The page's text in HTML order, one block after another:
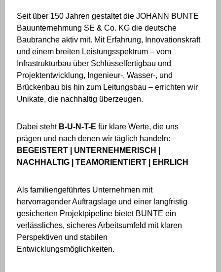
Seit über 150 Jahren gestaltet die JOHANN BUNTE
Bauunternehmung SE & Co. KG die deutsche
Baubranche aktiv mit. Mit Erfahrung, Innovationskraft
und einem breiten Leistungsspektrum – vom
Infrastrukturbau über Schlüsselfertigbau und
Projektentwicklung, Ingenieur-, Wasser-, und
Brückenbau bis hin zum Leitungsbau – errichten wir
Unikate, die nachhaltig überzeugen.
Dabei steht B-U-N-T-E für klare Werte, die uns
prägen und nach denen wir täglich handeln:
BEGEISTERT | UNTERNEHMERISCH |
NACHHALTIG | TEAMORIENTIERT | EHRLICH
Als familiengeführtes Unternehmen mit
hervorragender Auftragslage und einer langfristig
gesicherten Projektpipeline bietet BUNTE ein
verlässliches, sicheres Arbeitsumfeld mit klaren
Perspektiven und stabilen
Entwicklungsmöglichkeiten.